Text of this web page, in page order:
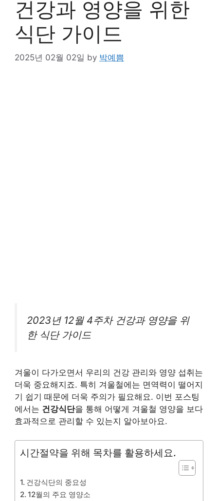
건강과 영양을 위한
식단 가이드
2025년 02월 02일 by 박예쁨
2023년 12월 4주차 건강과 영양을 위
한 식단 가이드
겨울이 다가오면서 우리의 건강 관리와 영양 섭취는
더욱 중요해지죠. 특히 겨울철에는 면역력이 떨어지
기 쉽기 때문에 더욱 주의가 필요해요. 이번 포스팅
에서는 건강식단을 통해 어떻게 겨울철 영양을 보다
효과적으로 관리할 수 있는지 알아보아요.
시간절약을 위해 목차를 활용하세요.
건강식단의 중요성
12월의 주요 영양소